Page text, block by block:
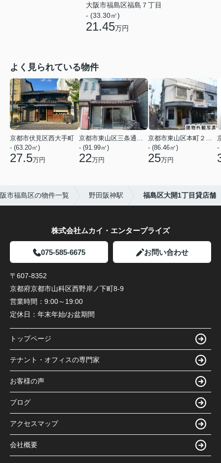
大阪市福島区福島７丁目
- (33.30㎡)
21.45万円
よく見られている物件
京都市伏見区西大手町
- (63.20㎡)
27.5万円
- (91.99㎡)
22万円
- (86.46㎡)
25万円
-
市福島区の物件一覧 野田阪神駅 福島区大開1丁目貸店舗
株式会社ムカイ・エンタープライズ
075-585-6675 お問い合わせ
〒607-8352
京都府京都市山科区西野岸ノ下町8-9
営業時間： 9:00～19:00
定休日： 年末年始/お盆期間
トップページ
テナント・オフィスの専門家
お客様の声
ブログ
アクセスマップ
会社概要